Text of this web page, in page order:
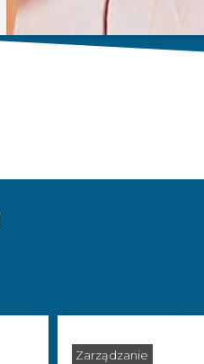
Zarządzanie